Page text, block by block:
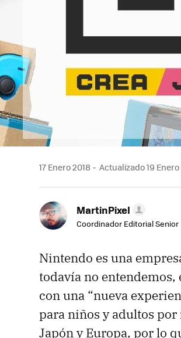
17 Enero 2018 Actualizado 19 Enero
MartinPixel
Coordinador Editorial Senior
Nintendo es una
todavía no
con una “nueva
para niños y adultos por
Japón y Europa, por lo